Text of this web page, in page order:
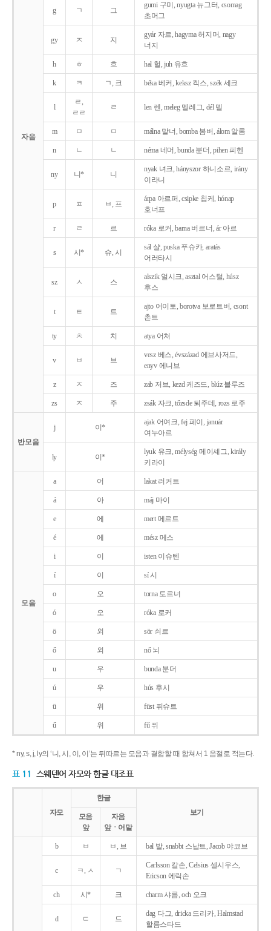
자음
g ㄱ 그
gumi 구미, nyugta 뉴그터, csomag
초머그
gy ㅈ 지
gyár 자르, hagyma 허지머, nagy
너지
h ㅎ 흐 hal 헐, juh 유흐
k ㅋ ㄱ, 크 béka 베커, keksz 켁스, szék 세크
l
ㄹ,
ㄹㄹ
ㄹ len 렌, meleg 멜레그, dél 델
m ㅁ ㅁ málna 말너, bomba 봄버, álom 알롬
n ㄴ ㄴ néma 네머, bunda 분더, pihen 피헨
ny 니* 니
nyak 녀크, hányszor 하니소르, irány
이라니
p ㅍ ㅂ, 프
árpa 아르퍼, csipke 칩케, hónap
호너프
r ㄹ 르 róka 로커, barna 버르너, ár 아르
s 시* 슈, 시
sál 샬, puska 푸슈카, aratás
어러타시
sz ㅅ 스
alszik 얼시크, asztal 어스털, húsz
후스
t ㅌ 트
ajto 어이토, borotva 보로트버, csont
촌트
ty ㅊ 치 atya 어처
v ㅂ 브
vesz 베스, évszázad 에브사저드,
enyv 에니브
z ㅈ 즈 zab 저브, kezd 케즈드, blúz 블루즈
zs ㅈ 주 zsák 자크, tőzsde 퇴주데, rozs 로주
반모음
j 이*
ajak 어여크, fej 페이, január
여누아르
ly 이*
lyuk 유크, mélység 메이셰그, király
키라이
모음
a 어 lakat 러커트
á 아 máj 마이
e 에 mert 메르트
é 에 mész 메스
i 이 isten 이슈텐
í 이 sí 시
o 오 torna 토르너
ó 오 róka 로커
ö 외 sör 쇠르
ő 외 nő 뇌
u 우 bunda 분더
ú 우 hús 후시
ü 위 füst 퓌슈트
ű 위 fű 퓌
* ny, s, j, ly의 ‘니, 시, 이, 이’는 뒤따르는 모음과 결합할 때 합쳐서 1 음절로 적는다.
표 11 스웨덴어 자모와 한글 대조표
자모
한글
보기
모음
앞
자음
앞ㆍ어말
b ㅂ ㅂ, 브 bal 발, snabbt 스납트, Jacob 야코브
c ㅋ, ㅅ ㄱ
Carlsson 칼손, Celsius 셀시우스,
Ericson 에릭손
ch 시* 크 charm 샤름, och 오크
d ㄷ 드
dag 다그, dricka 드리카, Halmstad
할름스타드